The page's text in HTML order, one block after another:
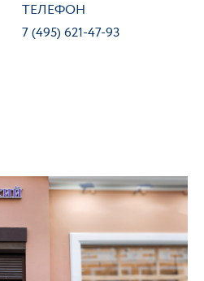
ТЕЛЕФОН
7 (495) 621-47-93